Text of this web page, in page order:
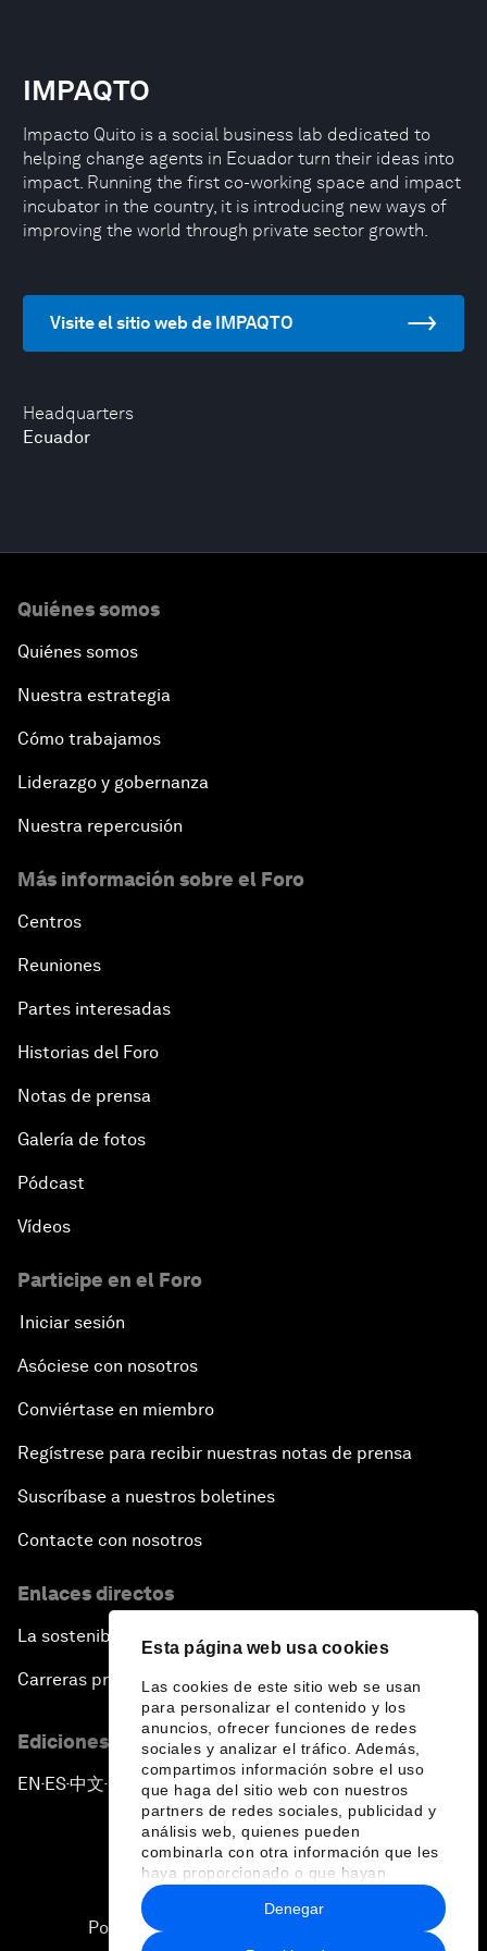
Esta página web usa cookies
Las cookies de este sitio web se usan
para personalizar el contenido y los
anuncios, ofrecer funciones de redes
sociales y analizar el tráfico. Además,
compartimos información sobre el uso
que haga del sitio web con nuestros
partners de redes sociales, publicidad y
análisis web, quienes pueden
combinarla con otra información que les
haya proporcionado o que hayan
recopilado a partir del uso que haya
hecho de sus servicios.
Denegar
Headquarters
Ecuador
IMPAQTO
Impacto Quito is a social business lab dedicated to
helping change agents in Ecuador turn their ideas into
impact. Running the first co-working space and impact
incubator in the country, it is introducing new ways of
improving the world through private sector growth.
Visite el sitio web de IMPAQTO
Quiénes somos
Quiénes somos
Nuestra estrategia
Cómo trabajamos
Liderazgo y gobernanza
Nuestra repercusión
Más información sobre el Foro
Centros
Reuniones
Partes interesadas
Historias del Foro
Notas de prensa
Galería de fotos
Pódcast
Vídeos
Participe en el Foro
Iniciar sesión
Asóciese con nosotros
Conviértase en miembro
Regístrese para recibir nuestras notas de prensa
Suscríbase a nuestros boletines
Contacte con nosotros
Enlaces directos
La sostenibilidad en el Foro
Carreras profesionales
Ediciones en otros idiomas
EN ▪ES▪中文▪ 日本語
Política de privacidad y normas de uso